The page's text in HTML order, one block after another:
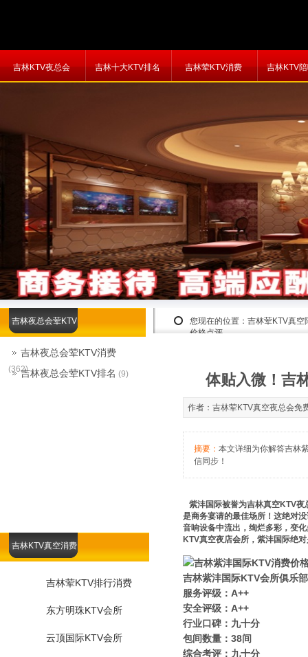
吉林KTV夜总会 吉林十大KTV排名 吉林荤KTV消费 吉林KTV
您现在的位置： 吉林荤KTV真空
价格点评
吉林KTV真空消费
吉林荤KTV排行消费
东方明珠KTV会所
云顶国际KTV会所
体贴入微！吉
作者：吉林荤KTV真空夜总会
摘要： 本文详细为你解答吉林
信同步！
紫沣国际被誉为吉林真空KTV夜
是商务宴请的最佳场所！这绝对
音响设备中流出，绚烂多彩，变
KTV真空夜店会所，紫沣国际绝
吉林紫沣国际KTV会所俱乐部
服务评级：A++
安全评级：A++
行业口碑：九十分
包间数量：38间
综合考评：九十分
吉林夜总会荤KTV
吉林夜总会荤KTV消费
(362)吉林夜总会荤KTV排名 (9)